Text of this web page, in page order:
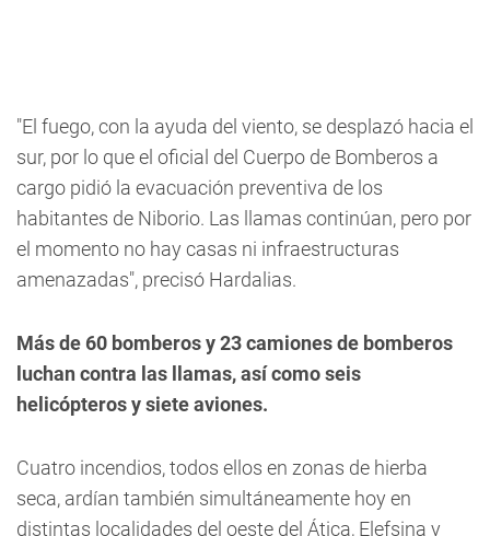
"El fuego, con la ayuda del viento, se desplazó hacia el
sur, por lo que el oficial del Cuerpo de Bomberos a
cargo pidió la evacuación preventiva de los
habitantes de Niborio. Las llamas continúan, pero por
el momento no hay casas ni infraestructuras
amenazadas", precisó Hardalias.
Más de 60 bomberos y 23 camiones de bomberos
luchan contra las llamas, así como seis
helicópteros y siete aviones.
Cuatro incendios, todos ellos en zonas de hierba
seca, ardían también simultáneamente hoy en
distintas localidades del oeste del Ática, Elefsina y